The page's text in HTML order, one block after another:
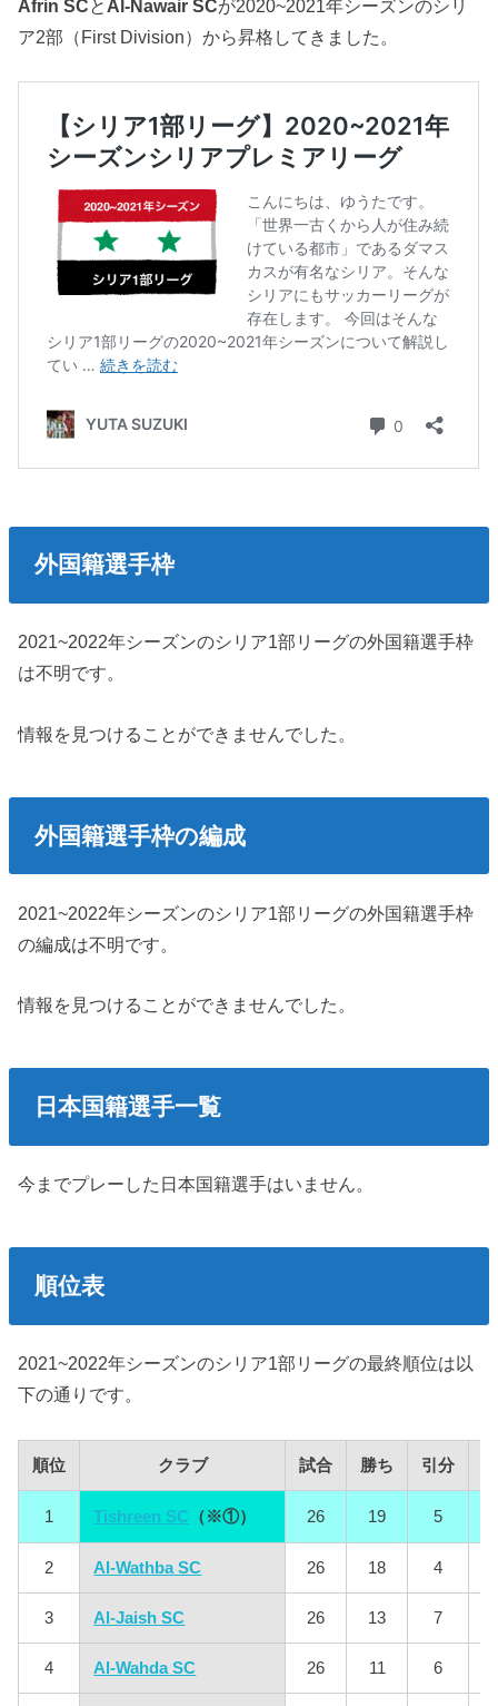
Afrin SCと Al-Nawair SCが2020~2021年シーズンのシリ
ア2部（First Division）から昇格してきました。
外国籍選手枠
2021~2022年シーズンのシリア1部リーグの外国籍選手枠
は不明です。
情報を見つけることができませんでした。
外国籍選手枠の編成
2021~2022年シーズンのシリア1部リーグの外国籍選手枠
の編成は不明です。
情報を見つけることができませんでした。
日本国籍選手一覧
今までプレーした日本国籍選手はいません。
順位表
2021~2022年シーズンのシリア1部リーグの最終順位は以
下の通りです。
順位 クラブ 試合 勝ち 引分
1 Tishreen SC （※①） 26 19 5
2 Al-Wathba SC 26 18 4
3 Al-Jaish SC 26 13 7
4 Al-Wahda SC 26 11 6